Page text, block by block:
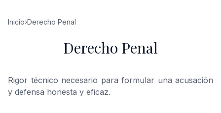
Inicio›Derecho Penal
Derecho Penal
Rigor técnico necesario para formular una acusación
y defensa honesta y eficaz.